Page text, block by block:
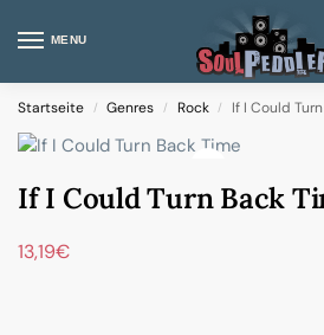
MENU
Startseite / Genres / Rock / If I Could
If I Could Turn Back
13,19€